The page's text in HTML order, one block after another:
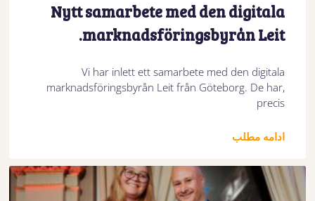
Nytt samarbete med den digitala
marknadsföringsbyrån Leit.
Vi har inlett ett samarbete med den digitala
marknadsföringsbyrån Leit från Göteborg. De har,
precis
ادامه مطلب